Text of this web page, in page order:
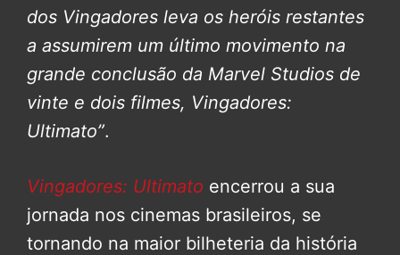
dos Vingadores leva os heróis restantes
a assumirem um último movimento na
grande conclusão da Marvel Studios de
vinte e dois filmes, Vingadores:
Ultimato”.
Vingadores: Ultimato encerrou a sua
jornada nos cinemas brasileiros, se
tornando na maior bilheteria da história